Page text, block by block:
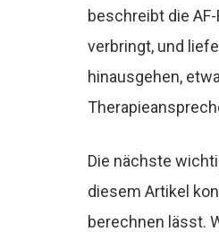
beschreibt die
verbringt, und
hinausgehen,
Die nächste
diesem Artikel
berechnen lässt.